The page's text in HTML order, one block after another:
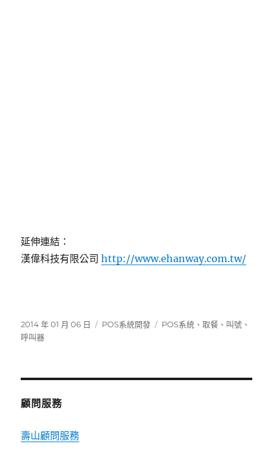
延伸連結：
漢偉科技有限公司http://www.ehanway.com.tw/
發
佈
2014 年 01 月 06 日
分
POS系統開發
標
POS系統 、取餐 、 叫號 、
呼叫器
顧問服務
壽山顧問服務